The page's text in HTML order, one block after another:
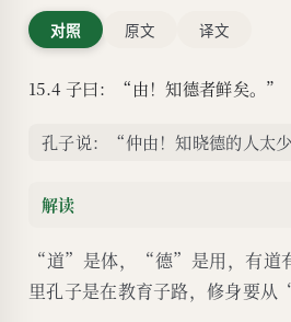
对照 原文 译文
15.4 子曰：“由！知德者鲜矣。”
孔子说：“仲由！知晓德的人太
解读
“道”是体，“德”是用，有道
里孔子是在教育子路，修身要从